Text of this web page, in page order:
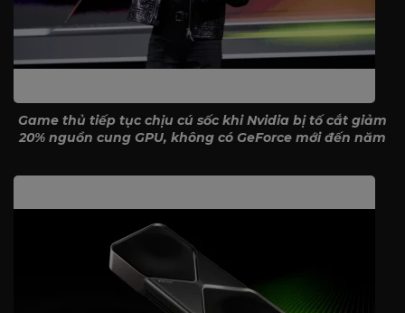
Game thủ tiếp tục chịu cú sốc khi Nvidia bị tố cắt giảm
20% nguồn cung GPU, không có GeForce mới đến năm